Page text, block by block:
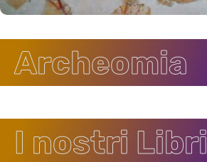
Archeomia
I nostri Libri